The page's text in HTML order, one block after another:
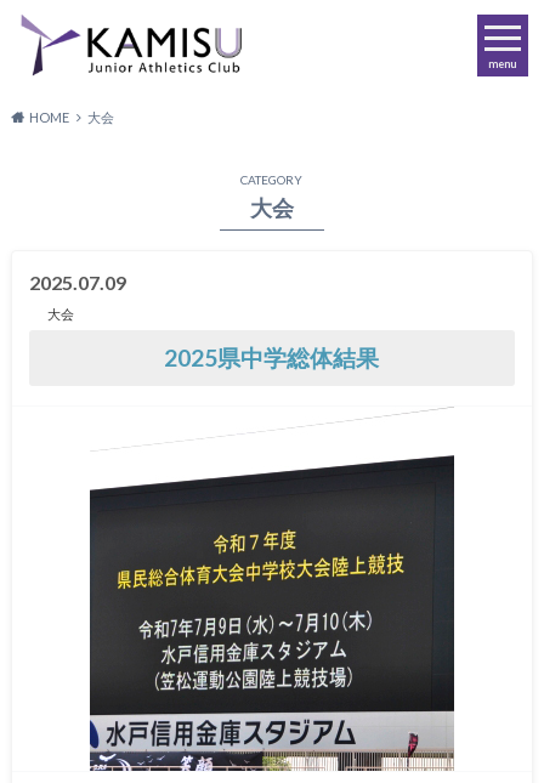
menu
HOME 大会
CATEGORY
大会
2025.07.09
大会
2025県中学総体結果